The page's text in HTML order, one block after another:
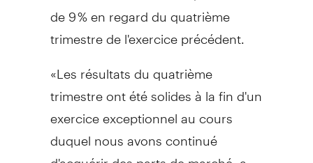
de 9 % en regard du quatrième
trimestre de l'exercice précédent.
«Les résultats du quatrième
trimestre ont été solides à la fin d'un
exercice exceptionnel au cours
duquel nous avons continué
d'acquérir des parts de marché, a